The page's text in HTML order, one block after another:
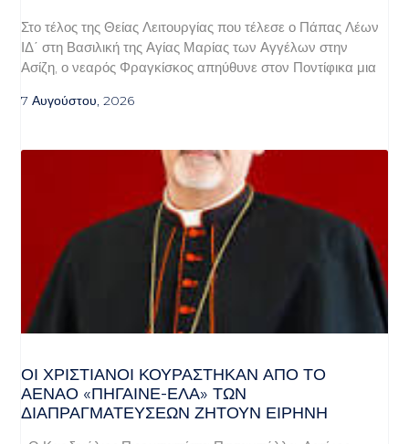
Στο τέλος της Θείας Λειτουργίας που τέλεσε ο Πάπας Λέων
ΙΔ΄ στη Βασιλική της Αγίας Μαρίας των Αγγέλων στην
Ασίζη, ο νεαρός Φραγκίσκος απηύθυνε στον Ποντίφικα μια
7 Αυγούστου, 2026
ΟΙ ΧΡΙΣΤΙΑΝΟΊ ΚΟΥΡΆΣΤΗΚΑΝ ΑΠΌ ΤΟ
ΑΈΝΑΟ «ΠΉΓΑΙΝΕ-ΈΛΑ» ΤΩΝ
ΔΙΑΠΡΑΓΜΑΤΕΎΣΕΩΝ ΖΗΤΟΎΝ ΕΙΡΉΝΗ